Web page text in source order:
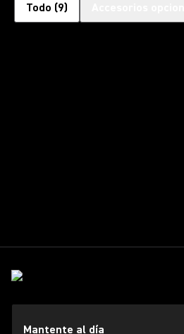
Todo (9)
Mantente al día